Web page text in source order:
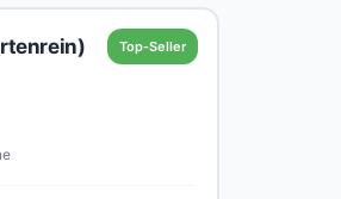
Top-Seller